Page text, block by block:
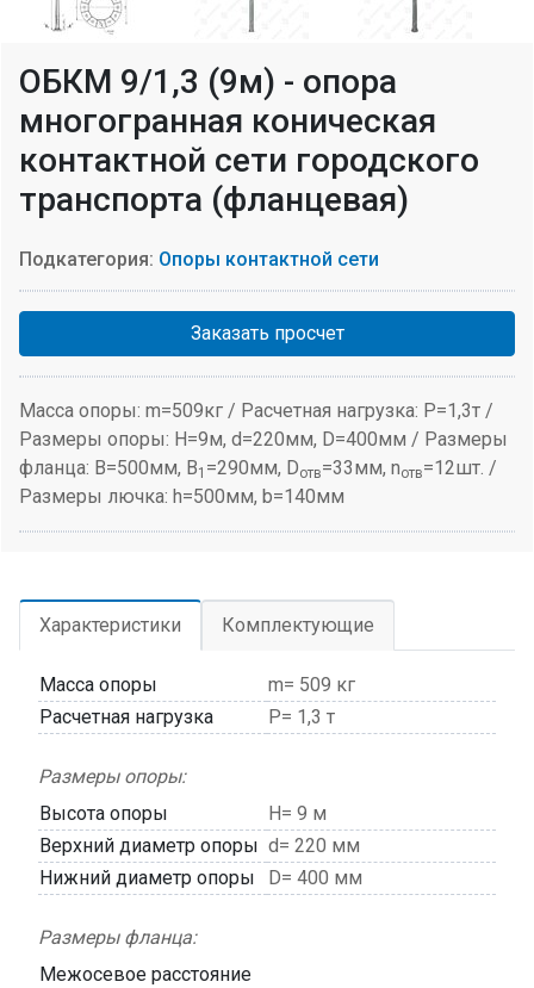
ОБКМ 9/1,3 (9м) - опора
многогранная коническая
контактной сети городского
транспорта (фланцевая)
Подкатегория: Опоры контактной сети
Заказать просчет
Масса опоры: m=509кг / Расчетная нагрузка: P=1,3т /
Размеры опоры: H=9м, d=220мм, D=400мм / Размеры
фланца: B=500мм, B1 =290мм, Dотв=33мм, nотв=12шт. /
Размеры лючка: h=500мм, b=140мм
Характеристики Комплектующие
Масса опоры
m= 509 кг
Расчетная нагрузка
P= 1,3 т
Размеры опоры:
Высота опоры
H= 9 м
Верхний диаметр опоры d= 220 мм
Нижний диаметр опоры
D= 400 мм
Размеры фланца:
Межосевое расстояние